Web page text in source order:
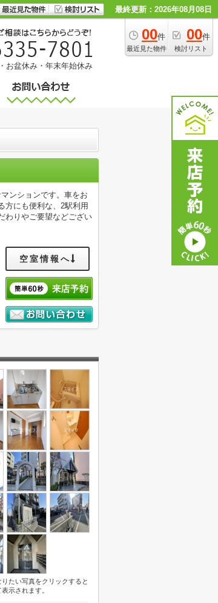
最終更新：2026年08月08日
00件
最近見た物件
00件
検討リスト
お盆休み・年末年始休み
ンションです。車をお
方にも便利な、2駅利用
わりやご要望などござい
空室情報へ
たい写真をクリックすると
示されます。